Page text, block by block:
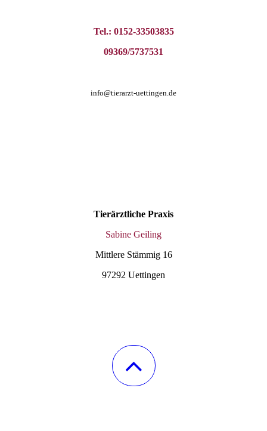
Tel.: 0152-33503835
09369/5737531
info@tierarzt-uettingen.de
Tierärztliche Praxis
Sabine Geiling
Mittlere Stämmig 16
97292 Uettingen